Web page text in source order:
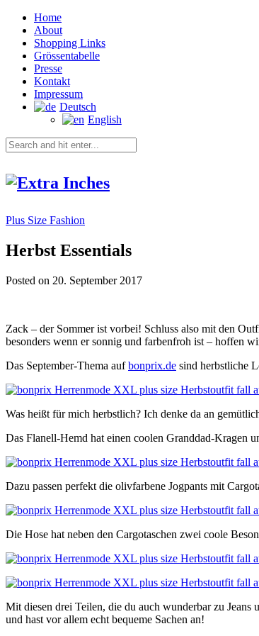
Home
About
Shopping Links
Grössentabelle
Presse
Kontakt
Impressum
Deutsch
English
Plus Size Fashion
Herbst Essentials
Posted on 20. September 2017
Zack – der Sommer ist vorbei! Schluss also mit den
besonders wenn er sonnig und farbenfroh ist – hoffen
Das September-Thema aufbonprix.de sind herbstliche
Was heißt für mich herbstlich? Ich denke da an
Das Flanell-Hemd hat einen coolen Granddad-Kragen
Dazu passen perfekt die olivfarbene Jogpants mit
Die Hose hat neben den Cargotaschen zwei coole
Mit diesen drei Teilen, die du auch wunderbar zu
und hast vor allem echt bequeme Sachen an!